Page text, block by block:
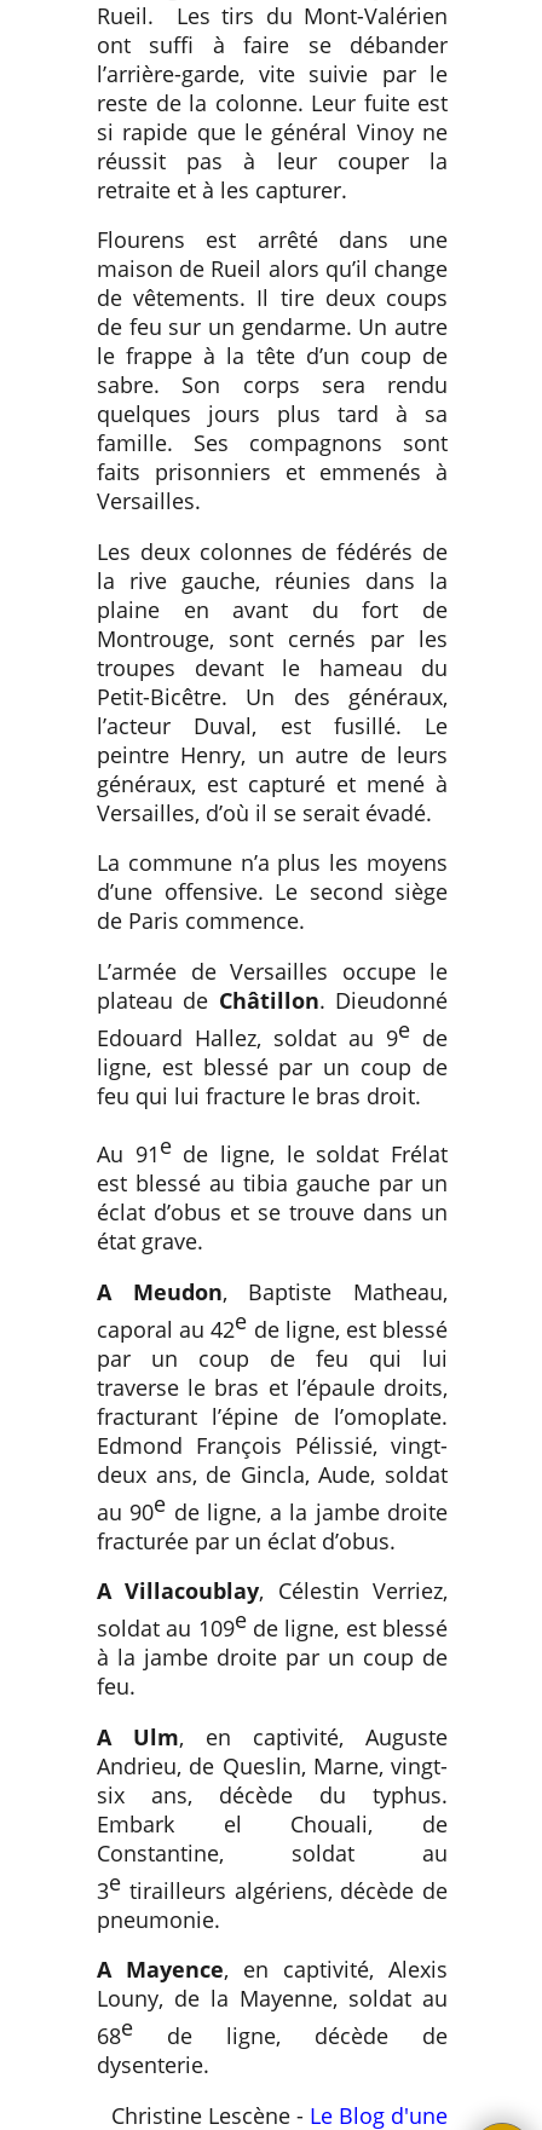
Rueil. Les tirs du Mont-Valérien
ont suffi à faire se débander
l’arrière-garde, vite suivie par le
reste de la colonne. Leur fuite est
si rapide que le général Vinoy ne
réussit pas à leur couper la
retraite et à les capturer.
Flourens est arrêté dans une
maison de Rueil alors qu’il change
de vêtements. Il tire deux coups
de feu sur un gendarme. Un autre
le frappe à la tête d’un coup de
sabre. Son corps sera rendu
quelques jours plus tard à sa
famille. Ses compagnons sont
faits prisonniers et emmenés à
Versailles.
Les deux colonnes de fédérés de
la rive gauche, réunies dans la
plaine en avant du fort de
Montrouge, sont cernés par les
troupes devant le hameau du
Petit-Bicêtre. Un des généraux,
l’acteur Duval, est fusillé. Le
peintre Henry, un autre de leurs
généraux, est capturé et mené à
Versailles, d’où il se serait évadé.
La commune n’a plus les moyens
d’une offensive. Le second siège
de Paris commence.
L’armée de Versailles occupe le
plateau de Châtillon. Dieudonné
Edouard Hallez, soldat au 9e de
ligne, est blessé par un coup de
feu qui lui fracture le bras droit.
Au 91ede ligne, le soldat Frélat
est blessé au tibia gauche par un
éclat d’obus et se trouve dans un
état grave.
A Meudon, Baptiste Matheau,
caporal au 42e de ligne, est blessé
par un coup de feu qui lui
traverse le bras et l’épaule droits,
fracturant l’épine de l’omoplate.
Edmond François Pélissié, vingt-
deux ans, de Gincla, Aude, soldat
au 90e de ligne, a la jambe droite
fracturée par un éclat d’obus.
A Villacoublay, Célestin Verriez,
soldat au 109ede ligne, est blessé
à la jambe droite par un coup de
feu.
A Ulm, en captivité, Auguste
Andrieu, de Queslin, Marne, vingt-
six ans, décède du typhus.
Embark el Chouali, de
Constantine, soldat au
3e tirailleurs algériens, décède de
pneumonie.
A Mayence, en captivité, Alexis
Louny, de la Mayenne, soldat au
68e de ligne, décède de
dysenterie.
Christine Lescène - Le Blog d'une